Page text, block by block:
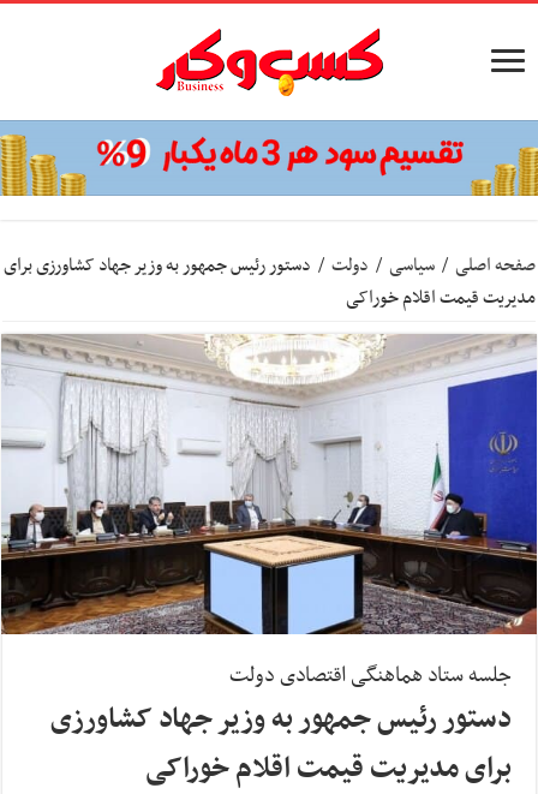
صفحه اصلی / سیاسی / دولت / دستور رئیس جمهور به وزیر جهاد کشاورزی برای
مدیریت قیمت اقلام خوراکی
جلسه ستاد هماهنگی اقتصادی دولت
دستور رئیس جمهور به وزیر جهاد کشاورزی
برای مدیریت قیمت اقلام خوراکی